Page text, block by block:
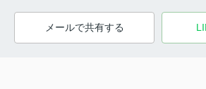
メールで共有する